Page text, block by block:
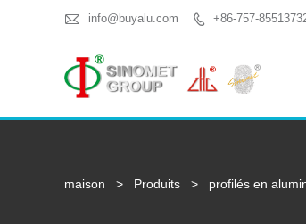
 info@buyalu.com  +86-757-
maison > Produits > profilés en